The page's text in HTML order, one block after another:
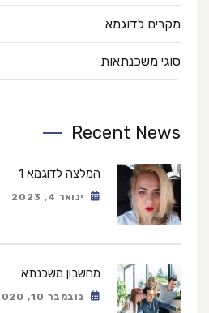
מקרים לדוגמא
סוגי משכנתאות
Recent News
המלצה לדוגמא 1
ינואר 4, 2023
מחשבון משכנתא
נובמבר 10, 2020